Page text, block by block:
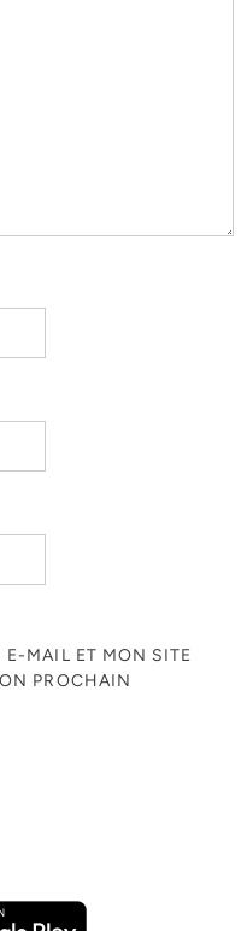
MAIL ET MON SITE
PROCHAIN